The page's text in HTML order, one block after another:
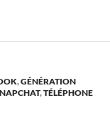
,GÉNÉRATION
,TÉLÉPHONE